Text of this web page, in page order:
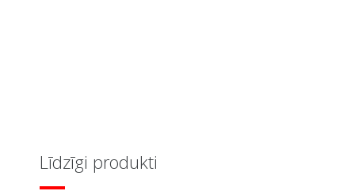
Līdzīgi produkti